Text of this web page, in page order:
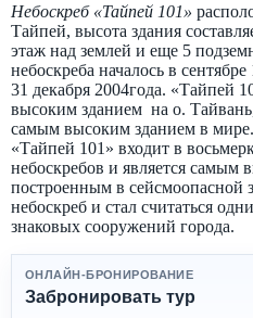
Небоскреб «Тайпей 101»
Тайпей, высота здания
этаж над землей и еще 5
небоскреба началось в
31 декабря 2004года. «Тайпей
высоким зданием на о.
самым высоким зданием в
«Тайпей 101» входит в
небоскребов и является самым
построенным в сейсмоопасной
небоскреб и стал считаться
знаковых сооружений города.
ОНЛАЙН-БРОНИРОВАНИЕ
Забронировать тур